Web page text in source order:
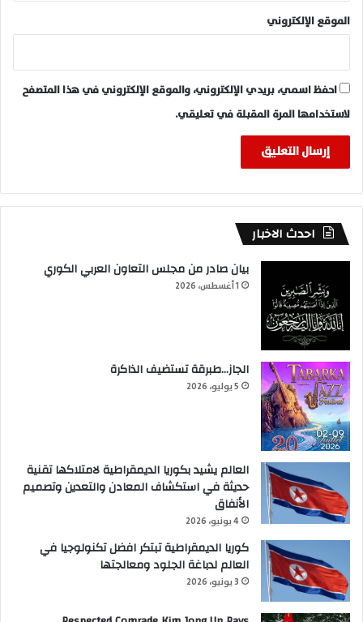
الموقع الإلكتروني
احفظ اسمي، بريدي الإلكتروني، والموقع الإلكتروني في هذا المتصفح
لاستخدامها المرة المقبلة في تعليقي.
احدث الاخبار
بيان صادر من مجلس التعاون العربي الكوري
1 أغسطس، 2026
الجاز…طبرقة تستضيف الذاكرة
5 يوليو، 2026
العالم يشيد بكوريا الديمقراطية لامتلاكها تقنية
حديثة في استكشاف المعادن والتعدين وتصميم
الأنفاق
4 يونيو، 2026
كوريا الديمقراطية تبتكر افضل تكنولوجيا في
العالم لدباغة الجلود ومعالجتها
3 يونيو، 2026